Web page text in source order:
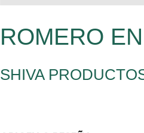
ROMERO
SHIVA